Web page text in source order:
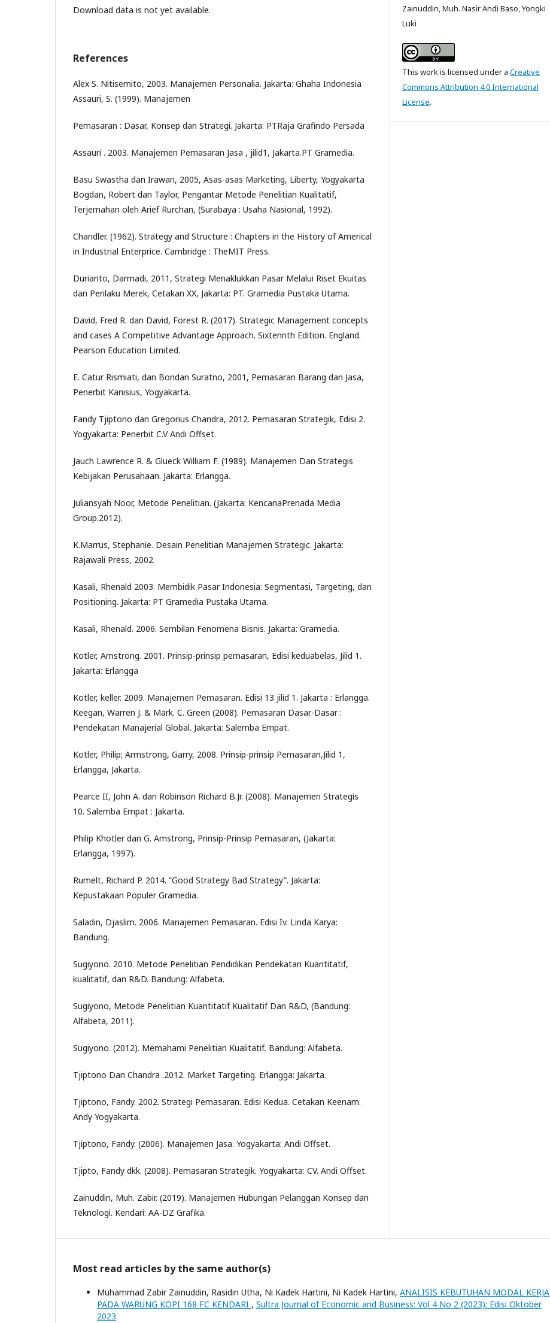
Download data is not yet available.
References
Alex S. Nitisemito, 2003. Manajemen Personalia. Jakarta: Ghaha Indonesia
Assauri, S. (1999). Manajemen
Pemasaran : Dasar, Konsep dan Strategi. Jakarta: PTRaja Grafindo Persada
Assauri . 2003. Manajemen Pemasaran Jasa , jilid1, Jakarta.PT Gramedia.
Basu Swastha dan Irawan, 2005, Asas-asas Marketing, Liberty, Yogyakarta
Bogdan, Robert dan Taylor, Pengantar Metode Penelitian Kualitatif,
Terjemahan oleh Arief Rurchan, (Surabaya : Usaha Nasional, 1992).
Chandler. (1962). Strategy and Structure : Chapters in the History of Americal
in Industrial Enterprice. Cambridge : TheMIT Press.
Durianto, Darmadi, 2011, Strategi Menaklukkan Pasar Melalui Riset Ekuitas
dan Perilaku Merek, Cetakan XX, Jakarta: PT. Gramedia Pustaka Utama.
David, Fred R. dan David, Forest R. (2017). Strategic Management concepts
and cases A Competitive Advantage Approach. Sixtennth Edition. England.
Pearson Education Limited.
E. Catur Rismiati, dan Bondan Suratno, 2001, Pemasaran Barang dan Jasa,
Penerbit Kanisius, Yogyakarta.
Fandy Tjiptono dan Gregorius Chandra, 2012. Pemasaran Strategik, Edisi 2.
Yogyakarta: Penerbit C.V Andi Offset.
Jauch Lawrence R. & Glueck William F. (1989). Manajemen Dan Strategis
Kebijakan Perusahaan. Jakarta: Erlangga.
Juliansyah Noor, Metode Penelitian. (Jakarta: KencanaPrenada Media
Group.2012).
K.Marrus, Stephanie. Desain Penelitian Manajemen Strategic. Jakarta:
Rajawali Press, 2002.
Kasali, Rhenald 2003. Membidik Pasar Indonesia: Segmentasi, Targeting, dan
Positioning. Jakarta: PT Gramedia Pustaka Utama.
Kasali, Rhenald. 2006. Sembilan Fenomena Bisnis. Jakarta: Gramedia.
Kotler, Amstrong. 2001. Prinsip-prinsip pemasaran, Edisi keduabelas, Jilid 1.
Jakarta: Erlangga
Kotler, keller. 2009. Manajemen Pemasaran. Edisi 13 jilid 1. Jakarta : Erlangga.
Keegan, Warren J. & Mark. C. Green (2008). Pemasaran Dasar-Dasar :
Pendekatan Manajerial Global. Jakarta: Salemba Empat.
Kotler, Philip; Armstrong, Garry, 2008. Prinsip-prinsip Pemasaran,Jilid 1,
Erlangga, Jakarta.
Pearce II, John A. dan Robinson Richard B.Jr. (2008). Manajemen Strategis
10. Salemba Empat : Jakarta.
Philip Khotler dan G. Amstrong, Prinsip-Prinsip Pemasaran, (Jakarta:
Erlangga, 1997).
Rumelt, Richard P. 2014. “Good Strategy Bad Strategy”. Jakarta:
Kepustakaan Populer Gramedia.
Saladin, Djaslim. 2006. Manajemen Pemasaran. Edisi Iv. Linda Karya:
Bandung.
Sugiyono. 2010. Metode Penelitian Pendidikan Pendekatan Kuantitatif,
kualitatif, dan R&D. Bandung: Alfabeta.
Sugiyono, Metode Penelitian Kuantitatif Kualitatif Dan R&D, (Bandung:
Alfabeta, 2011).
Sugiyono. (2012). Memahami Penelitian Kualitatif. Bandung: Alfabeta.
Tjiptono Dan Chandra .2012. Market Targeting. Erlangga: Jakarta.
Tjiptono, Fandy. 2002. Strategi Pemasaran. Edisi Kedua. Cetakan Keenam.
Andy Yogyakarta.
Tjiptono, Fandy. (2006). Manajemen Jasa. Yogyakarta: Andi Offset.
Tjipto, Fandy dkk. (2008). Pemasaran Strategik. Yogyakarta: CV. Andi Offset.
Zainuddin, Muh. Zabir. (2019). Manajemen Hubungan Pelanggan Konsep dan
Teknologi. Kendari: AA-DZ Grafika.
Zainuddin, Muh. Nasir Andi Baso, Yongki
Luki
This work is licensed under a Creative
Commons Attribution 4.0 International
License.
Most read articles by the same author(s)
Muhammad Zabir Zainuddin, Rasidin Utha, Ni Kadek Hartini, Ni Kadek Hartini, ANALISIS KEBUTUHAN MODAL KERJA
PADA WARUNG KOPI 168 FC KENDARI , Sultra Journal of Economic and Business: Vol 4 No 2 (2023): Edisi Oktober
2023